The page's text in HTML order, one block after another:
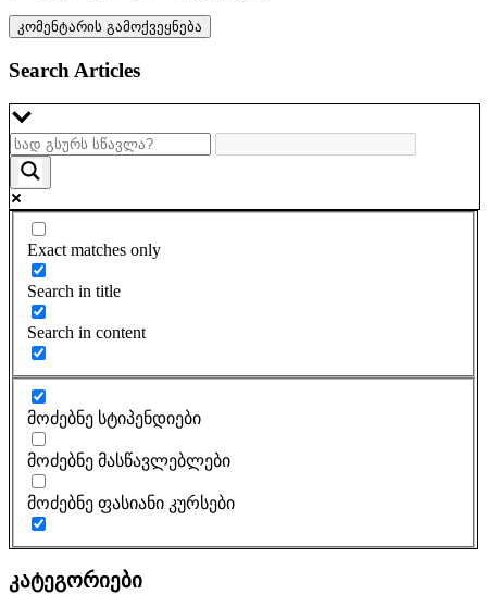
Search Articles
Exact matches only
Search in title
Search in content
მოძებნე სტიპენდიები
მოძებნე მასწავლებლები
მოძებნე ფასიანი კურსები
კატეგორიები